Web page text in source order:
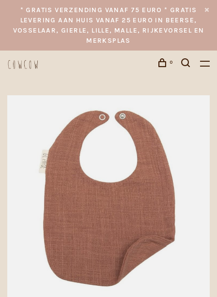
* GRATIS VERZENDING VANAF 75 EURO * GRATIS
LEVERING AAN HUIS VANAF 25 EURO IN BEERSE,
VOSSELAAR, GIERLE, LILLE, MALLE, RIJKEVORSEL EN
MERKSPLAS
0